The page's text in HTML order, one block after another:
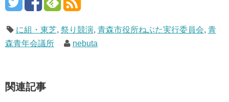
に組・東芝, 祭り競演, 青森市役所ねぶた実行委員会, 青
森青年会議所
nebuta
関連記事